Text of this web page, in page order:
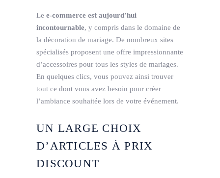
Le e-commerce est aujourd’hui
incontournable, y compris dans le domaine de
la décoration de mariage. De nombreux sites
spécialisés proposent une offre impressionnante
d’accessoires pour tous les styles de mariages.
En quelques clics, vous pouvez ainsi trouver
tout ce dont vous avez besoin pour créer
l’ambiance souhaitée lors de votre événement.
UN LARGE CHOIX
D’ARTICLES À PRIX
DISCOUNT